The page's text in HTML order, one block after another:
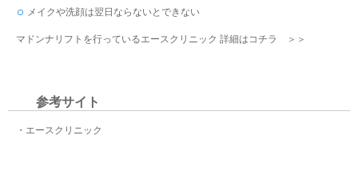
メイクや洗顔は翌日ならないとできない
マドンナリフトを行っているエースクリニック 詳細はコチラ ＞＞
参考サイト
・エースクリニック